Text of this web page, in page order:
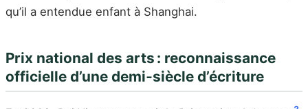
qu’il a entendue enfant à Shanghai.
Prix national des arts : reconnaissance
officielle d’une demi‑siècle d’écriture